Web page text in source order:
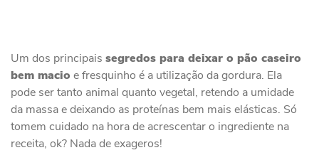
Um dos principais segredos para deixar o pão caseiro
bem macio e fresquinho é a utilização da gordura. Ela
pode ser tanto animal quanto vegetal, retendo a umidade
da massa e deixando as proteínas bem mais elásticas. Só
tomem cuidado na hora de acrescentar o ingrediente na
receita, ok? Nada de exageros!